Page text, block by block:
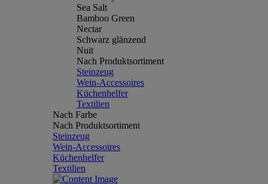
Sea Salt
Bamboo Green
Nectar
Schwarz glänzend
Nuit
Nach Produktsortiment
Steinzeug
Wein-Accessoires
Küchenhelfer
Textilien
Nach Farbe
Nach Produktsortiment
Steinzeug
Wein-Accessoires
Küchenhelfer
Textilien